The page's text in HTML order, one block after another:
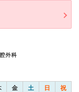
外科
金 土 日 祝